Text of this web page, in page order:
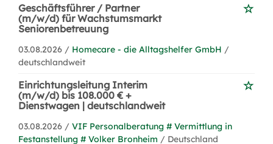
Geschäftsführer / Partner
(m/w/d) für Wachstumsmarkt
Seniorenbetreuung
03.08.2026 / Homecare - die Alltagshelfer GmbH /
deutschlandweit
Einrichtungsleitung Interim
(m/w/d) bis 108.000 € +
Dienstwagen | deutschlandweit
03.08.2026 / VIF Personalberatung # Vermittlung in
Festanstellung # Volker Bronheim / Deutschland